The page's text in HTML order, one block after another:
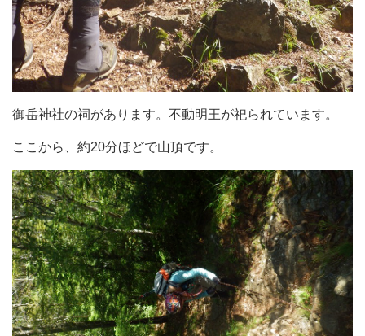
御岳神社の祠があります。不動明王が祀られています。
ここから、約20分ほどで山頂です。